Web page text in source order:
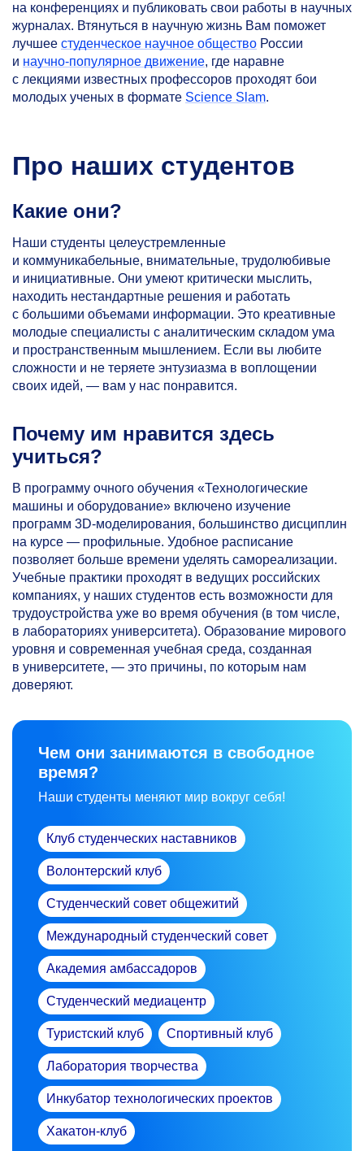
на конференциях и публиковать свои работы в научных
журналах. Втянуться в научную жизнь Вам поможет
лучшее студенческое научное общество России
и научно-популярное движение, где наравне
с лекциями известных профессоров проходят бои
молодых ученых в формате Science Slam.
Про наших студентов
Какие они?
Наши студенты целеустремленные
и коммуникабельные, внимательные, трудолюбивые
и инициативные. Они умеют критически мыслить,
находить нестандартные решения и работать
с большими объемами информации. Это креативные
молодые специалисты с аналитическим складом ума
и пространственным мышлением. Если вы любите
сложности и не теряете энтузиазма в воплощении
своих идей, — вам у нас понравится.
Почему им нравится здесь
учиться?
В программу очного обучения «Технологические
машины и оборудование» включено изучение
программ 3D-моделирования, большинство дисциплин
на курсе — профильные. Удобное расписание
позволяет больше времени уделять самореализации.
Учебные практики проходят в ведущих российских
компаниях, у наших студентов есть возможности для
трудоустройства уже во время обучения (в том числе,
в лабораториях университета). Образование мирового
уровня и современная учебная среда, созданная
в университете, — это причины, по которым нам
доверяют.
Чем они занимаются в свободное
время?
Наши студенты меняют мир вокруг себя!
Клуб студенческих наставников
Волонтерский клуб
Студенческий совет общежитий
Международный студенческий совет
Академия амбассадоров
Студенческий медиацентр
Туристский клуб Спортивный клуб
Лаборатория творчества
Инкубатор технологических проектов
Хакатон-клуб